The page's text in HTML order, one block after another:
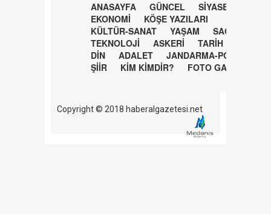
ANASAYFA GÜNCEL
SİYASET
EKONOMİ
KÖŞE YAZILARI
KÜLTÜR-SANAT
YAŞAM
SAĞLIK
TEKNOLOJİ
ASKERİ
TARİH
DİN
ADALET
JANDARMA-POLİS
ŞİİR
KİM KİMDİR? FOTO GALERİ
Copyright © 2018 haberalgazetesi.net